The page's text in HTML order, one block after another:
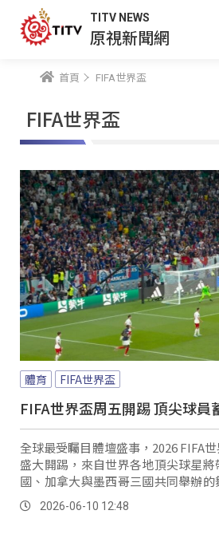
TITV NEWS
原視新聞網
首頁 FIFA世界盃
FIFA世界盃
體育 FIFA世界盃
FIFA世界盃周五開踢 頂尖球員
全球最受矚目體壇盛事，2026 FIFA
盛大開踢，來自世界各地頂尖球星
國、加拿大與墨西哥三國共同舉辦的
榮耀。2026-06-10 12:48